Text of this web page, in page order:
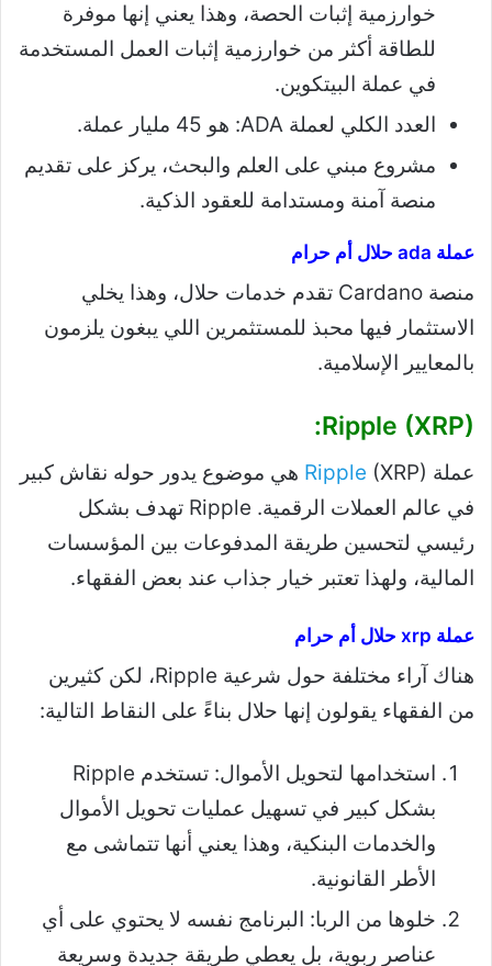
خوارزمية إثبات الحصة، وهذا يعني إنها موفرة
للطاقة أكثر من خوارزمية إثبات العمل المستخدمة
في عملة البيتكوين.
العدد الكلي لعملة ADA: هو 45 مليار عملة.
مشروع مبني على العلم والبحث، يركز على تقديم
منصة آمنة ومستدامة للعقود الذكية.
عملة ada حلال أم حرام
منصة Cardano تقدم خدمات حلال، وهذا يخلي
الاستثمار فيها محبذ للمستثمرين اللي يبغون يلزمون
بالمعايير الإسلامية.
Ripple (XRP):
عملة Ripple (XRP) هي موضوع يدور حوله نقاش كبير
في عالم العملات الرقمية. Ripple تهدف بشكل
رئيسي لتحسين طريقة المدفوعات بين المؤسسات
المالية، ولهذا تعتبر خيار جذاب عند بعض الفقهاء.
عملة xrp حلال أم حرام
هناك آراء مختلفة حول شرعية Ripple، لكن كثيرين
من الفقهاء يقولون إنها حلال بناءً على النقاط التالية:
استخدامها لتحويل الأموال: تستخدم Ripple
بشكل كبير في تسهيل عمليات تحويل الأموال
والخدمات البنكية، وهذا يعني أنها تتماشى مع
الأطر القانونية.
خلوها من الربا: البرنامج نفسه لا يحتوي على أي
عناصر ربوية، بل يعطي طريقة جديدة وسريعة